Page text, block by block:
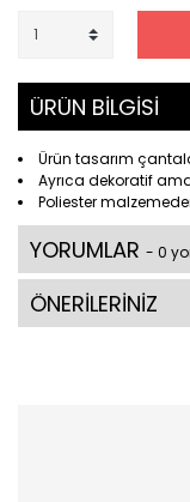
ÜRÜN BİLGİSİ
Ürün tasarım
Ayrıca dekoratif
Poliester
YORUMLAR - 0
ÖNERİLERİNİZ